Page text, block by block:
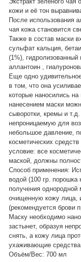
кожи и её тон
После использования
чая кожа становится
Также в состав маски
сульфат кальция,
(1%), гидролизованный
аллантоин ,
Еще одно
в том, что она
которые наносились
нанесением маски
сыворотки, кремы и
непроницаемую для
небольшое давление,
косметических
условие: все
маской, должны
Способ применения:
водой (100 гр.
получения
очищенную кожу лица,
(рекомендуется брови
Маску необходимо
застынет, образуя
снять, а кожу лица
ухаживающие средства
Объём/Вес: 700 мл